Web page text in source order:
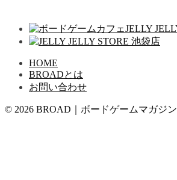
HOME
BROADとは
お問い合わせ
© 2026 BROAD｜ボードゲームマガジン